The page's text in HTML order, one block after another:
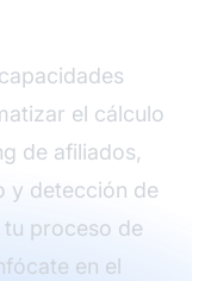
el cálculo
de afiliados,
y detección de
proceso de
en el